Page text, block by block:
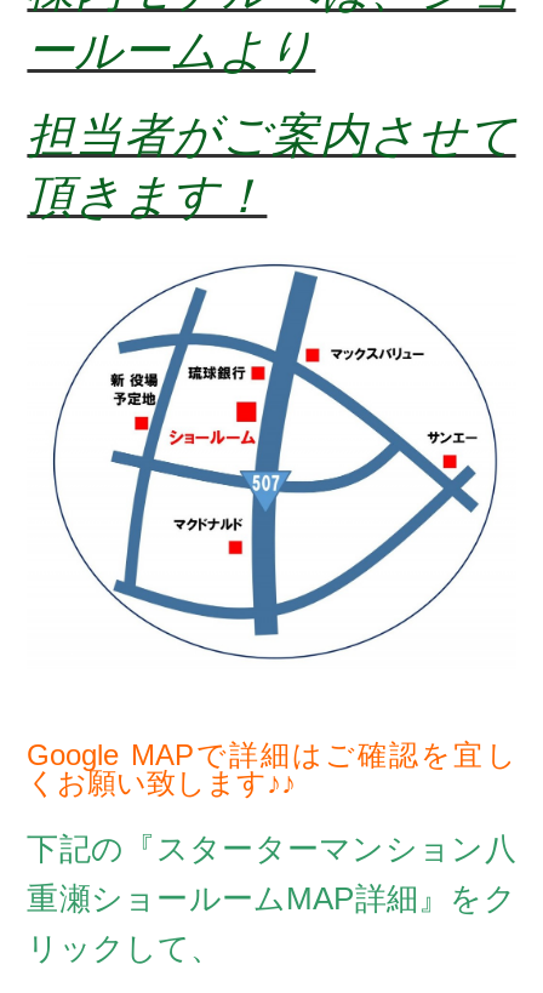
ールームより
担当者がご案内させて
頂きます！
Google MAPで詳細はご確認を宜し
くお願い致します♪♪
下記の『スターターマンション八
重瀬ショールームMAP詳細』をク
リックして、